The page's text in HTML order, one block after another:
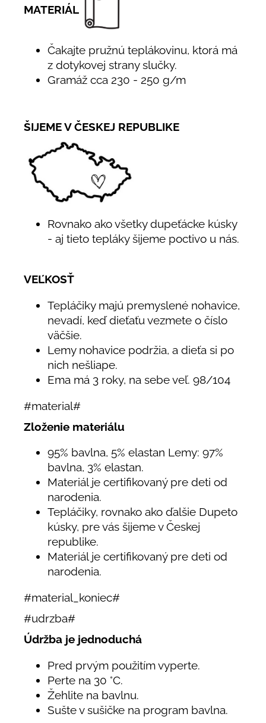
MATERIÁL
Čakajte pružnú teplákovinu, ktorá má
z dotykovej strany slučky.
Gramáž cca 230 - 250 g/m
ŠIJEME V ČESKEJ REPUBLIKE
Rovnako ako všetky dupeťácke kúsky
- aj tieto tepláky šijeme poctivo u nás.
VEĽKOSŤ
Tepláčiky majú premyslené nohavice,
nevadí, keď dieťaťu vezmete o číslo
väčšie.
Lemy nohavice podržia, a dieťa si po
nich nešliape.
Ema má 3 roky, na sebe veľ. 98/104
#material#
Zloženie materiálu
95% bavlna, 5% elastan Lemy: 97%
bavlna, 3% elastan.
Materiál je certifikovaný pre deti od
narodenia.
Tepláčiky, rovnako ako ďalšie Dupeto
kúsky, pre vás šijeme v Českej
republike.
Materiál je certifikovaný pre deti od
narodenia.
#material_koniec#
#udrzba#
Údržba je jednoduchá
Pred prvým použitím vyperte.
Perte na 30 °C.
Žehlite na bavlnu.
Sušte v sušičke na program bavlna.